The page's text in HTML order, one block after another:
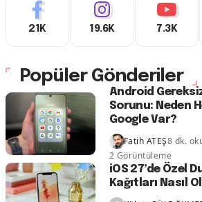
21K 19.6K 7.3K
Popüler Gönderiler
Android
Sorunu: Neden
Google Var?
Fatih ATEŞ8 dk.
2 Görüntüleme
iOS 27’de Özel
Kağıtları Nasıl